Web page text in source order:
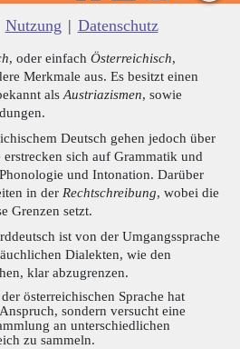
Nutzung | Datenschutz
, oder einfach Österreichisch,
Merkmale aus. Es besitzt einen
alsAustriazismen, sowie
Deutsch gehen jedoch über
erstrecken sich auf Grammatik und
und Intonation. Darüber
in der Rechtschreibung, wobei die
Grenzen setzt.
ist von der Umgangssprache
Dialekten, wie den
klar abzugrenzen.
österreichischen Sprache hat
sondern versucht eine
an unterschiedlichen
zu sammeln.